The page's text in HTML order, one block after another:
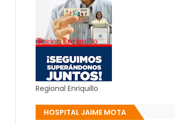
Regional Enriquillo
HOSPITAL JAIME MOTA